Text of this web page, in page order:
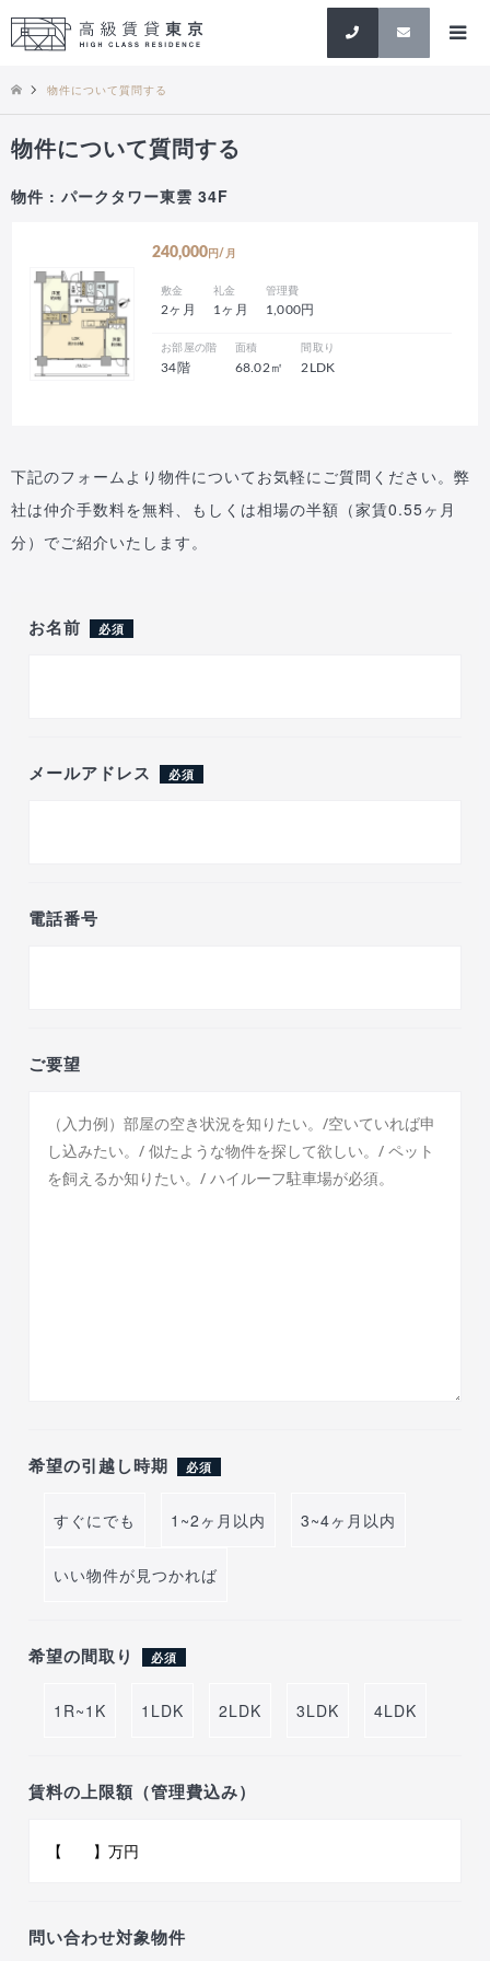
検索
物件について質問する
物件について質問する
物件 : パークタワー東雲 34F
240,000 円/月
敷金
2ヶ月
礼金
1ヶ月
管理費
1,000円
お部屋の階
34階
面積
68.02㎡
間取り
2LDK
下記のフォームより物件についてお気軽にご質問ください。弊
社は仲介手数料を無料、もしくは相場の半額（家賃0.55ヶ月
分）でご紹介いたします。
お名前 必須
メールアドレス 必須
電話番号
ご要望
希望の引越し時期 必須
すぐにでも 1~2ヶ月以内 3~4ヶ月以内
いい物件が見つかれば
希望の間取り 必須
1R~1K 1LDK 2LDK 3LDK 4LDK
賃料の上限額（管理費込み）
問い合わせ対象物件